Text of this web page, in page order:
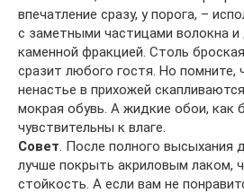
впечатление сразу, у порога, –
с заметными частицами волокна и
каменной фракцией. Столь
сразит любого гостя. Но помните,
ненастье в прихожей
мокрая обувь. А жидкие обои, как
чувствительны к влаге.
Совет. После полного высыхания
лучше покрыть акриловым лаком,
стойкость. А если вам не